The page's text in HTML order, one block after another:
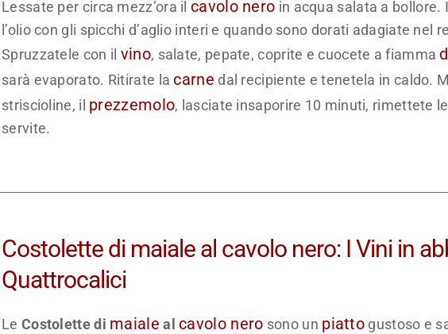
Lessate per circa mezz’ora il cavolo nero in acqua salata a
l’olio con gli spicchi d’aglio interi e quando sono dorati adagiate nel
Spruzzatele con il vino, salate, pepate, coprite e cuocete a fiamma
sarà evaporato. Ritirate la carne dal recipiente e tenetela in caldo.
striscioline, il prezzemolo, lasciate insaporire 10 minuti, rimettete
servite.
Costolette di maiale al cavolo nero: I Vini in
Quattrocalici
Le Costolette di maiale al cavolo nero sono un piatto gustoso e